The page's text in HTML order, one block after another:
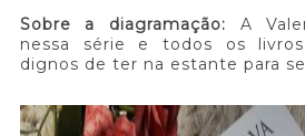
Sobre a diagramação: A
nessa série e todos os
dignos de ter na estante para